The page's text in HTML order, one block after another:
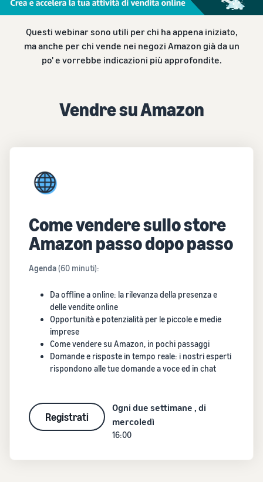
Questi webinar sono utili per chi ha appena iniziato,
ma anche per chi vende nei negozi Amazon già da un
po' e vorrebbe indicazioni più approfondite.
Vendre su Amazon
Come vendere sullo store
Amazon passo dopo passo
Agenda(60 minuti):
Da offline a online: la rilevanza della presenza e
delle vendite online
Opportunità e potenzialità per le piccole e medie
imprese
Come vendere su Amazon, in pochi passaggi
Domande e risposte in tempo reale: i nostri esperti
rispondono alle tue domande a voce ed in chat
Registrati
Ogni due settimane , di
mercoledì
16:00